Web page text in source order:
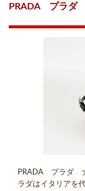
PRADA プラダ
PRADA プラダ ナ
ラダはイタリアを